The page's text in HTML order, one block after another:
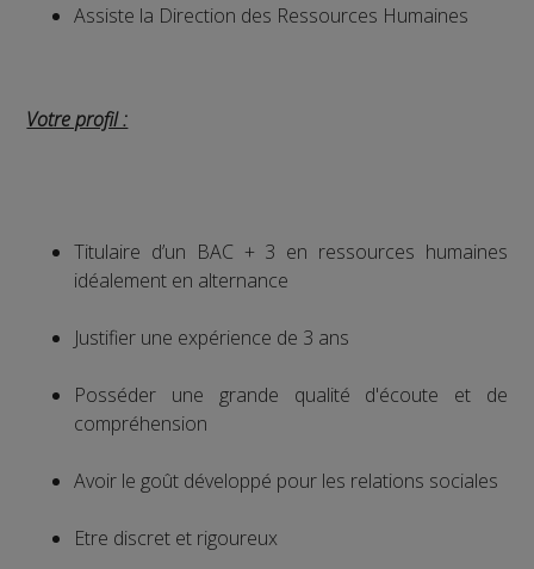
Assiste la Direction des Ressources Humaines
Votre profil :
Titulaire d’un BAC + 3 en ressources humaines
idéalement en alternance
Justifier une expérience de 3 ans
Posséder une grande qualité d'écoute et de
compréhension
Avoir le goût développé pour les relations sociales
Etre discret et rigoureux